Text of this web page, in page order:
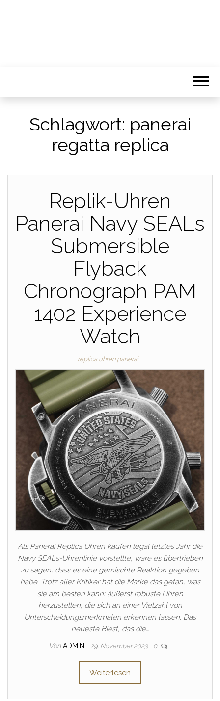
Schlagwort: panerai
regatta replica
Replik-Uhren
Panerai Navy SEALs
Submersible
Flyback
Chronograph PAM
1402 Experience
Watch
replica uhren panerai
Als Panerai Replica Uhren kaufen legal letztes Jahr die
Navy SEALs-Uhrenlinie vorstellte, wäre es übertrieben
zu sagen, dass es eine gemischte Reaktion gegeben
habe. Trotz aller Kritiker hat die Marke das getan, was
sie am besten kann: äußerst robuste Uhren
herzustellen, die sich an einer Vielzahl von
Unterscheidungsmerkmalen erkennen lassen. Das
neueste Biest, das die…
Von ADMIN 29. November 2023 0
Weiterlesen